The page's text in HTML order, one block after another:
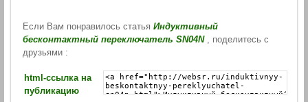
Если Вам понравилось статьяИндуктивный
бесконтактный переключатель SN04N, поделитесь с
друзьями :
html-cсылка на
публикацию